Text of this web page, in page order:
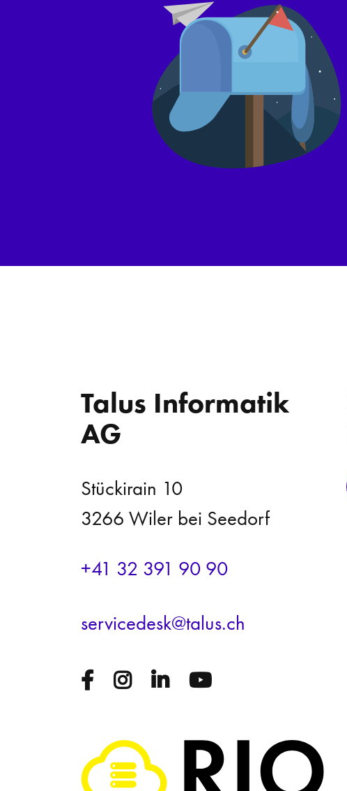
Talus Informatik
AG
Stückirain 10
3266 Wiler bei Seedorf
+41 32 391 90 90
s rv c d sk t l s ch